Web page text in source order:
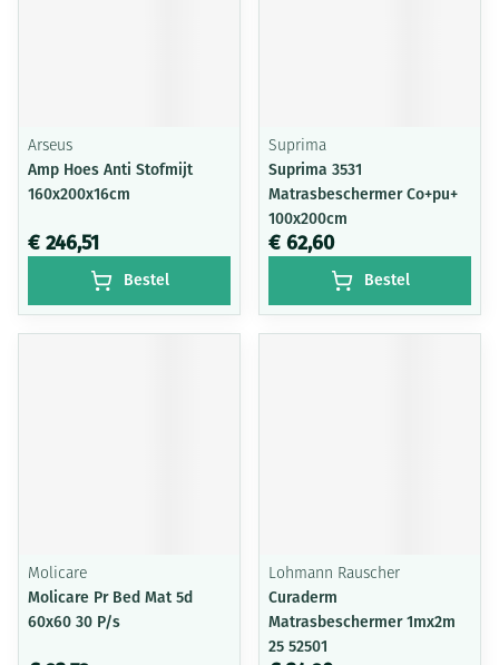
Arseus
Amp Hoes Anti Stofmijt
160x200x16cm
€ 246,51
Bestel
Suprima
Suprima 3531
Matrasbeschermer Co+pu+
100x200cm
€ 62,60
Bestel
Molicare
Molicare Pr Bed Mat 5d
60x60 30 P/s
Lohmann Rauscher
Curaderm
Matrasbeschermer 1mx2m
25 52501